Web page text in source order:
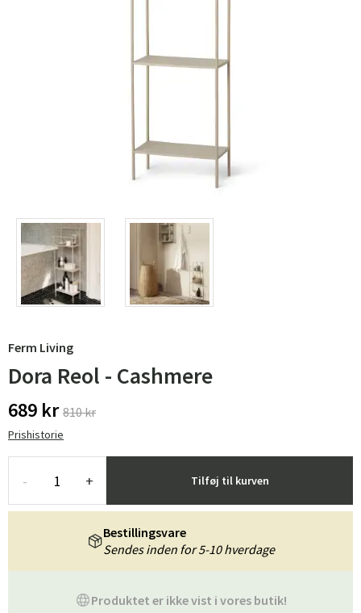
Ferm Living
Dora Reol - Cashmere
689 kr 810 kr
Prishistorie
- + Tilføj til kurven
Produktet er ikke vist i vores butik!
Bestillingsvare
Sendes inden for 5-10 hverdage